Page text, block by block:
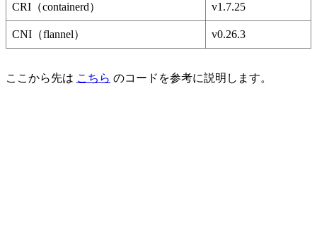
CRI（containerd） v1.7.25
CNI（flannel） v0.26.3
ここから先は こちら のコードを参考に説明します。